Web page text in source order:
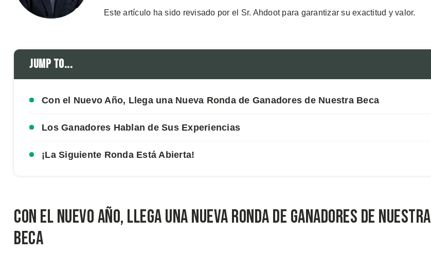
Este artículo ha sido revisado por el Sr. Ahdoot para garantizar su exactitud y valor.
Jump to...
Con el Nuevo Año, Llega una Nueva Ronda de Ganadores de Nuestra Beca
Los Ganadores Hablan de Sus Experiencias
¡La Siguiente Ronda Está Abierta!
Con el Nuevo Año, Llega una Nueva Ronda de Ganadores de Nuestra
Beca